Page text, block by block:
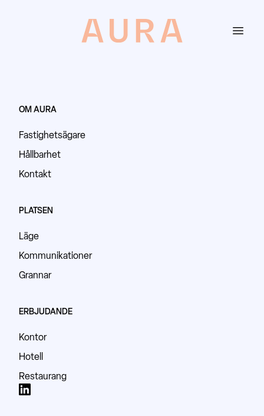
OM AURA
Fastighetsägare
Hållbarhet
Kontakt
PLATSEN
Läge
Kommunikationer
Grannar
ERBJUDANDE
Kontor
Hotell
Restaurang